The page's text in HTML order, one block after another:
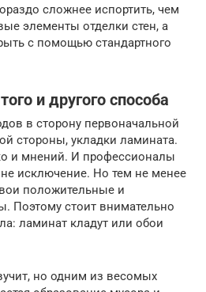
сложнее испортить, чем
элементы отделки стен, а
с помощью стандартного
и другого способа
в сторону первоначальной
стороны, укладки ламината.
и мнений. И профессионалы
исключение. Но тем не менее
положительные и
Поэтому стоит внимательно
ламинат кладут или обои
но одним из весомых